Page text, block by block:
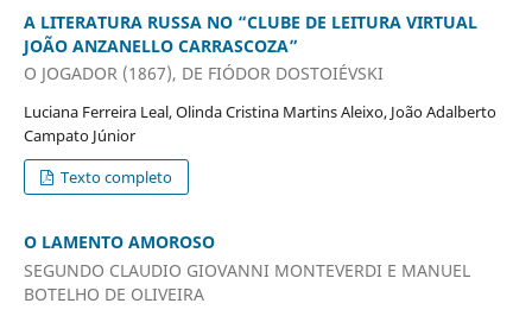
A LITERATURA RUSSA NO “CLUBE DE LEITURA VIRTUAL
JOÃO ANZANELLO CARRASCOZA”
O JOGADOR (1867), DE FIÓDOR DOSTOIÉVSKI
Luciana Ferreira Leal, Olinda Cristina Martins Aleixo, João Adalberto
Campato Júnior
Texto completo
O LAMENTO AMOROSO
SEGUNDO CLAUDIO GIOVANNI MONTEVERDI E MANUEL
BOTELHO DE OLIVEIRA